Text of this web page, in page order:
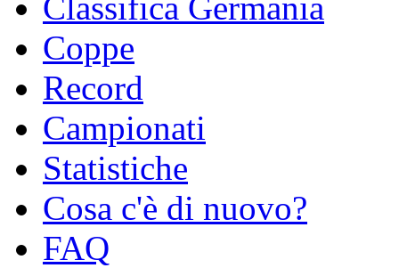
Coppe
Record
Campionati
Statistiche
Cosa c'è di nuovo?
FAQ